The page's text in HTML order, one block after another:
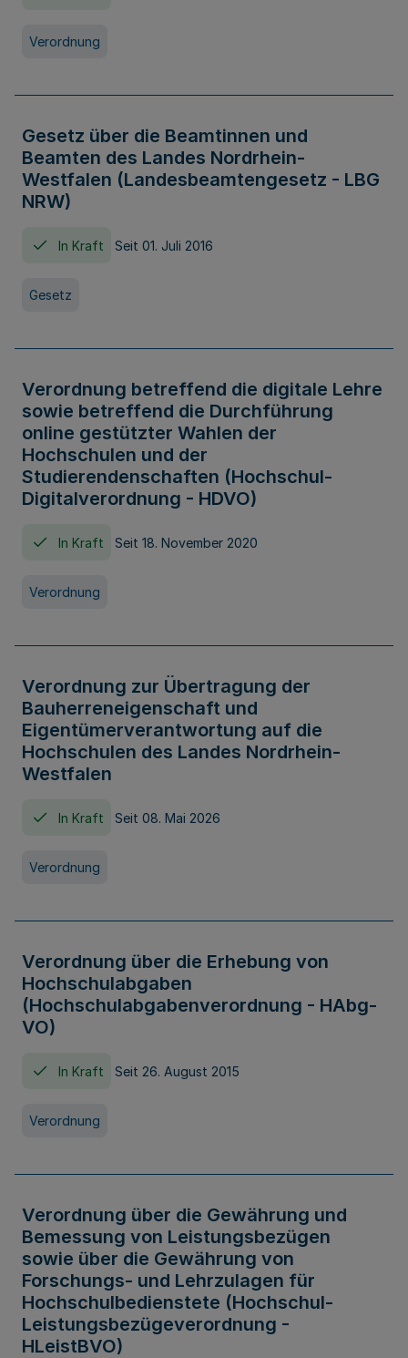
Verordnung
Gesetz über die Beamtinnen und
Beamten des Landes Nordrhein-
Westfalen (Landesbeamtengesetz - LBG
NRW)
In Kraft Seit 01. Juli 2016
Gesetz
Verordnung betreffend die digitale Lehre
sowie betreffend die Durchführung
online gestützter Wahlen der
Hochschulen und der
Studierendenschaften (Hochschul-
Digitalverordnung - HDVO)
In Kraft Seit 18. November 2020
Verordnung
Verordnung zur Übertragung der
Bauherreneigenschaft und
Eigentümerverantwortung auf die
Hochschulen des Landes Nordrhein-
Westfalen
In Kraft Seit 08. Mai 2026
Verordnung
Verordnung über die Erhebung von
Hochschulabgaben
(Hochschulabgabenverordnung - HAbg-
VO)
In Kraft Seit 26. August 2015
Verordnung
Verordnung über die Gewährung und
Bemessung von Leistungsbezügen
sowie über die Gewährung von
Forschungs- und Lehrzulagen für
Hochschulbedienstete (Hochschul-
Leistungsbezügeverordnung -
HLeistBVO)